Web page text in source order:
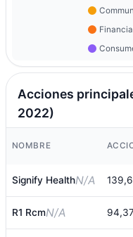
Acciones
2022)
NOMBRE
Signify HealthN/A
R1 RcmN/A